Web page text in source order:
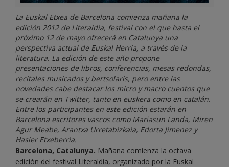
La Euskal Etxea de Barcelona comienza mañana la
edición 2012 de Literaldia, festival con el que hasta el
próximo 12 de mayo ofrecerá en Catalunya una
perspectiva actual de Euskal Herria, a través de la
literatura. La edición de este año propone
presentaciones de libros, conferencias, mesas redondas,
recitales musicados y bertsolaris, pero entre las
novedades cabe destacar los micro y macro cuentos que
se crearán en Twitter, tanto en euskera como en catalán.
Entre los participantes en este edición estarán en
Barcelona escritores vascos como Mariasun Landa, Miren
Agur Meabe, Arantxa Urretabizkaia, Edorta Jimenez y
Hasier Etxeberria.
Barcelona, Catalunya. Mañana comienza la octava
edición del festival Literaldia, organizado por la Euskal